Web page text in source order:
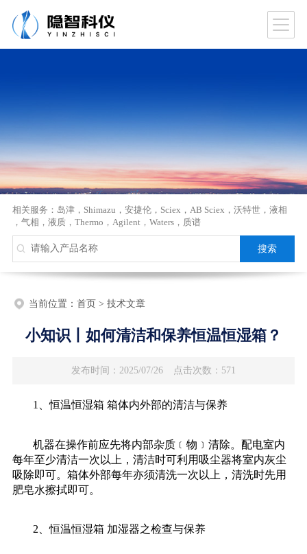
相关服务： 岛津， Shimazu ， 安捷伦， Sciex ， AB Sciex ， 沃特世， 液相
， 气相 ， 液质， Thermo ， Agilent ， Waters， 质谱
当前位置： 首页> 技术文章
小知识丨如何清洁和保养恒温恒湿箱？
发布时间：2025/07/26 点击次数：571
1、恒温恒湿箱 箱体内外部的清洁与保养
机器在操作前应先将内部杂质﹝物﹞清除。配电室内
每年至少清洁一次以上，清洁时可利用吸尘器将室内灰尘
吸除即可。箱体外部每年亦须清洗一次以上，清洗时先用
肥皂水擦拭即可。
2、恒温恒湿箱 加湿器之检查与保养